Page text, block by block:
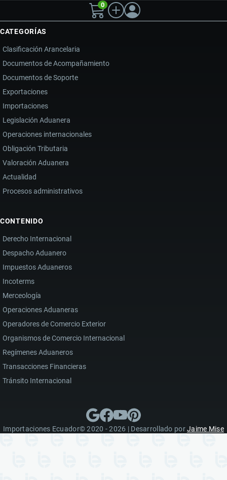
0
CATEGORÍAS
Clasificación Arancelaria
Documentos de Acompañamiento
Documentos de Soporte
Exportaciones
Importaciones
Legislación Aduanera
Operaciones internacionales
Obligación Tributaria
Valoración Aduanera
Actualidad
Procesos administrativos
CONTENIDO
Derecho Internacional
Despacho Aduanero
Impuestos Aduaneros
Incoterms
Merceología
Operaciones Aduaneras
Operadores de Comercio Exterior
Organismos de Comercio Internacional
Regímenes Aduaneros
Transacciones Financieras
Tránsito Internacional
Importaciones Ecuador© 2020 - 2026 | Desarrollado porJaime Mise